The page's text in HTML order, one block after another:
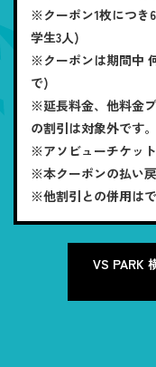
※クーポン1枚につき
学生3人)
※クーポンは期間中
で)
※延長料金、他料金
の割引は対象外です。
※アソビューチケッ
※本クーポンの払い
※他割引との併用はで
VS PARK